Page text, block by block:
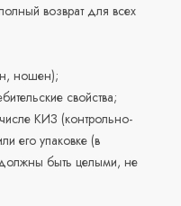
возврат для всех
ношен);
свойства;
КИЗ (контрольно-
его упаковке (в
должны быть целыми, не